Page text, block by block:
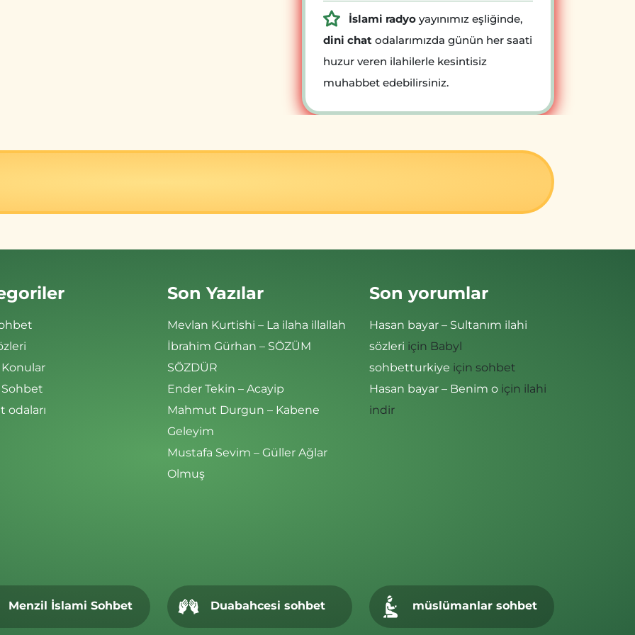
İslami radyo yayınımız eşliğinde,
dini chat odalarımızda günün her saati
huzur veren ilahilerle kesintisiz
muhabbet edebilirsiniz.
odaları
Son Yazılar
Mevlan Kurtishi – La ilaha illallah
İbrahim Gürhan – SÖZÜM
SÖZDÜR
Ender Tekin – Acayip
Mahmut Durgun – Kabene
Geleyim
Mustafa Sevim – Güller Ağlar
Olmuş
Son yorumlar
Hasan bayar – Sultanım ilahi
sözleri için Babyl
sohbetturkiye için sohbet
Hasan bayar – Benim o için ilahi
indir
Menzil İslami Sohbet Duabahcesi sohbet müslümanlar sohbet